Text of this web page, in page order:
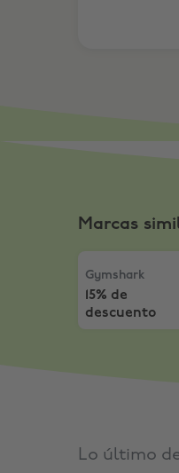
Marcas
Gymshark
15% de
descuento
Lo último